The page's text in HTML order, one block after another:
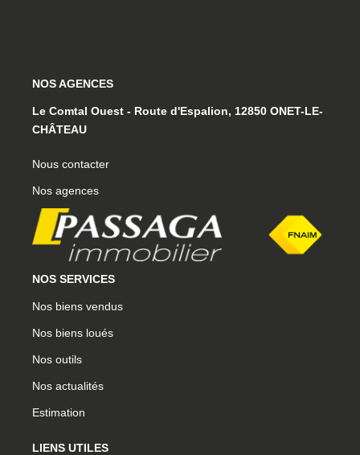
NOS AGENCES
Le Comtal Ouest - Route d'Espalion, 12850 ONET-LE-
CHÂTEAU
Nous contacter
Nos agences
NOS SERVICES
Nos biens vendus
Nos biens loués
Nos outils
Nos actualités
Estimation
LIENS UTILES